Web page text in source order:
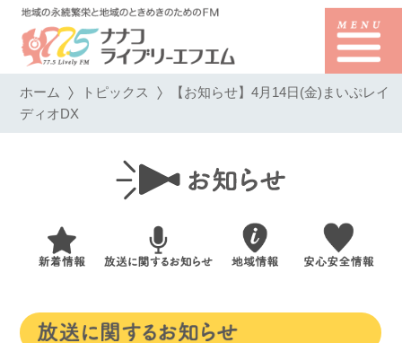
ホーム トピックス 【お知らせ】4月14日(金)まいぷレイ
ディオDX